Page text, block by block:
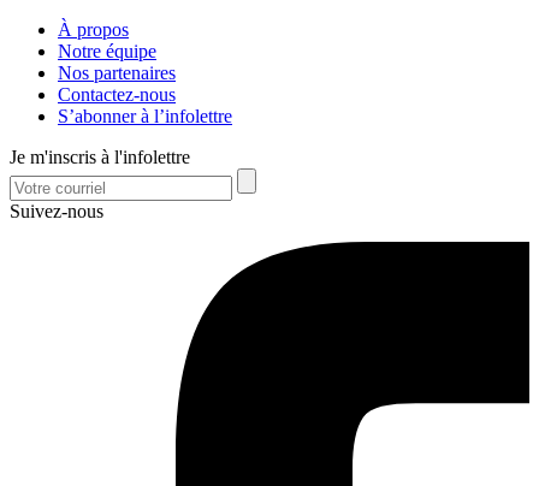
À propos
Notre équipe
Nos partenaires
Contactez-nous
S’abonner à l’infolettre
Je m'inscris à l'infolettre
Suivez-nous